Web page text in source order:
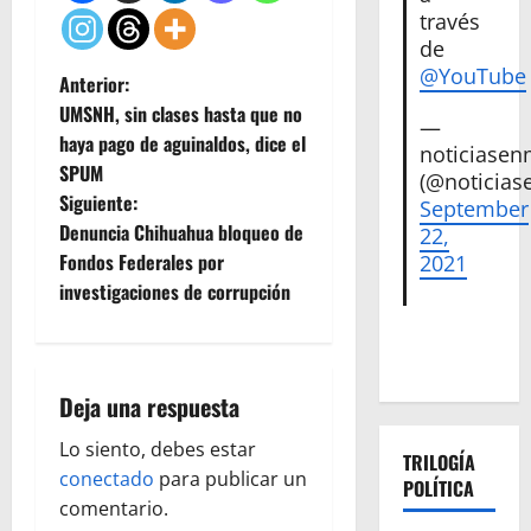
N
a
v
e
g
c
i
ó
Anterior:
UMSNH, sin clases hasta que no
haya pago de aguinaldos, dice el
SPUM
Siguiente:
Denuncia Chihuahua bloqueo de
Fondos Federales por
investigaciones de corrupción
Deja una respuesta
Lo siento, debes estar
conectado para publicar un
comentario.
través
de
@YouTube
—
September
22,
2021
TRILOGÍA
POLÍTICA